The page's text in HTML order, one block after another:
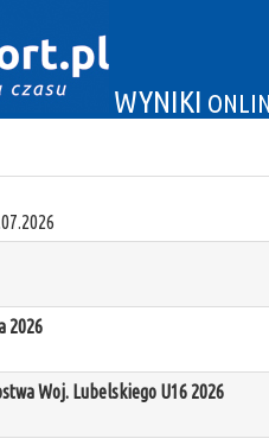
WYNIKI
2026
Woj. Lubelskiego U16 2026